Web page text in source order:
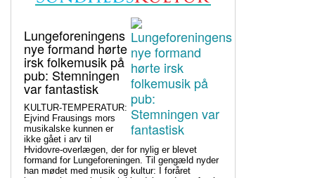
Lungeforeningens
nye formand hørte
irsk folkemusik på
pub: Stemningen
var fantastisk
KULTUR-TEMPERATUR:
Ejvind Frausings mors
musikalske kunnen er
ikke gået i arv til
Hvidovre-overlægen, der for nylig er blevet
formand for Lungeforeningen. Til gengæld nyder
han mødet med musik og kultur: I foråret